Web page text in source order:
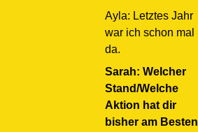
Ayla: Letztes Jahr
war ich schon mal
da.
Sarah: Welcher
Stand/Welche
Aktion hat dir
bisher am Besten